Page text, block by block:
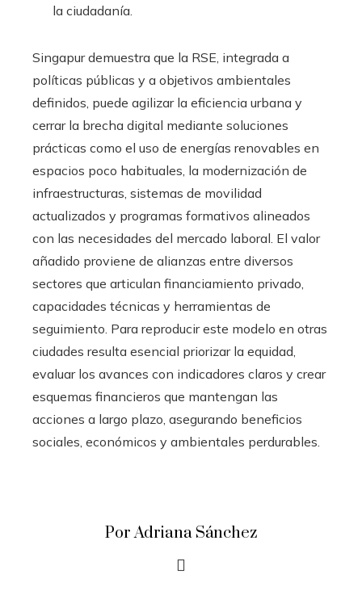
la ciudadanía.
Singapur demuestra que la RSE, integrada a
políticas públicas y a objetivos ambientales
definidos, puede agilizar la eficiencia urbana y
cerrar la brecha digital mediante soluciones
prácticas como el uso de energías renovables en
espacios poco habituales, la modernización de
infraestructuras, sistemas de movilidad
actualizados y programas formativos alineados
con las necesidades del mercado laboral. El valor
añadido proviene de alianzas entre diversos
sectores que articulan financiamiento privado,
capacidades técnicas y herramientas de
seguimiento. Para reproducir este modelo en otras
ciudades resulta esencial priorizar la equidad,
evaluar los avances con indicadores claros y crear
esquemas financieros que mantengan las
acciones a largo plazo, asegurando beneficios
sociales, económicos y ambientales perdurables.
Por Adriana Sánchez